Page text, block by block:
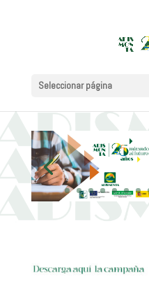
Seleccionar página